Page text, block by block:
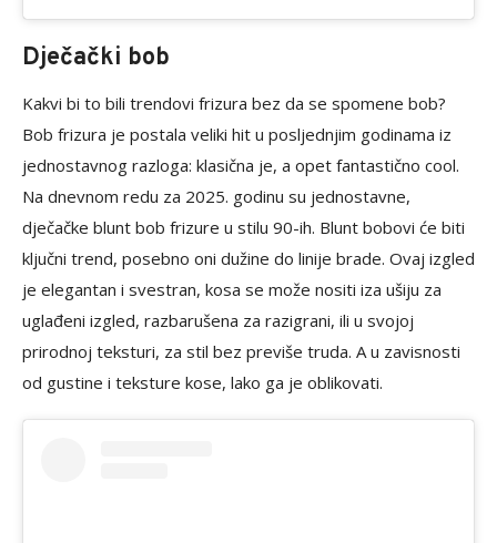
Dječački bob
Kakvi bi to bili trendovi frizura bez da se spomene bob?
Bob frizura je postala veliki hit u posljednjim godinama iz
jednostavnog razloga: klasična je, a opet fantastično cool.
Na dnevnom redu za 2025. godinu su jednostavne,
dječačke blunt bob frizure u stilu 90-ih. Blunt bobovi će biti
ključni trend, posebno oni dužine do linije brade. Ovaj izgled
je elegantan i svestran, kosa se može nositi iza ušiju za
uglađeni izgled, razbarušena za razigrani, ili u svojoj
prirodnoj teksturi, za stil bez previše truda. A u zavisnosti
od gustine i teksture kose, lako ga je oblikovati.